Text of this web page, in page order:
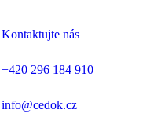
Kontaktujte nás
+420 296 184 910
info@cedok.cz